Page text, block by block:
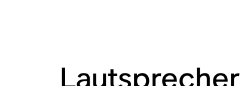
Lautsprecher